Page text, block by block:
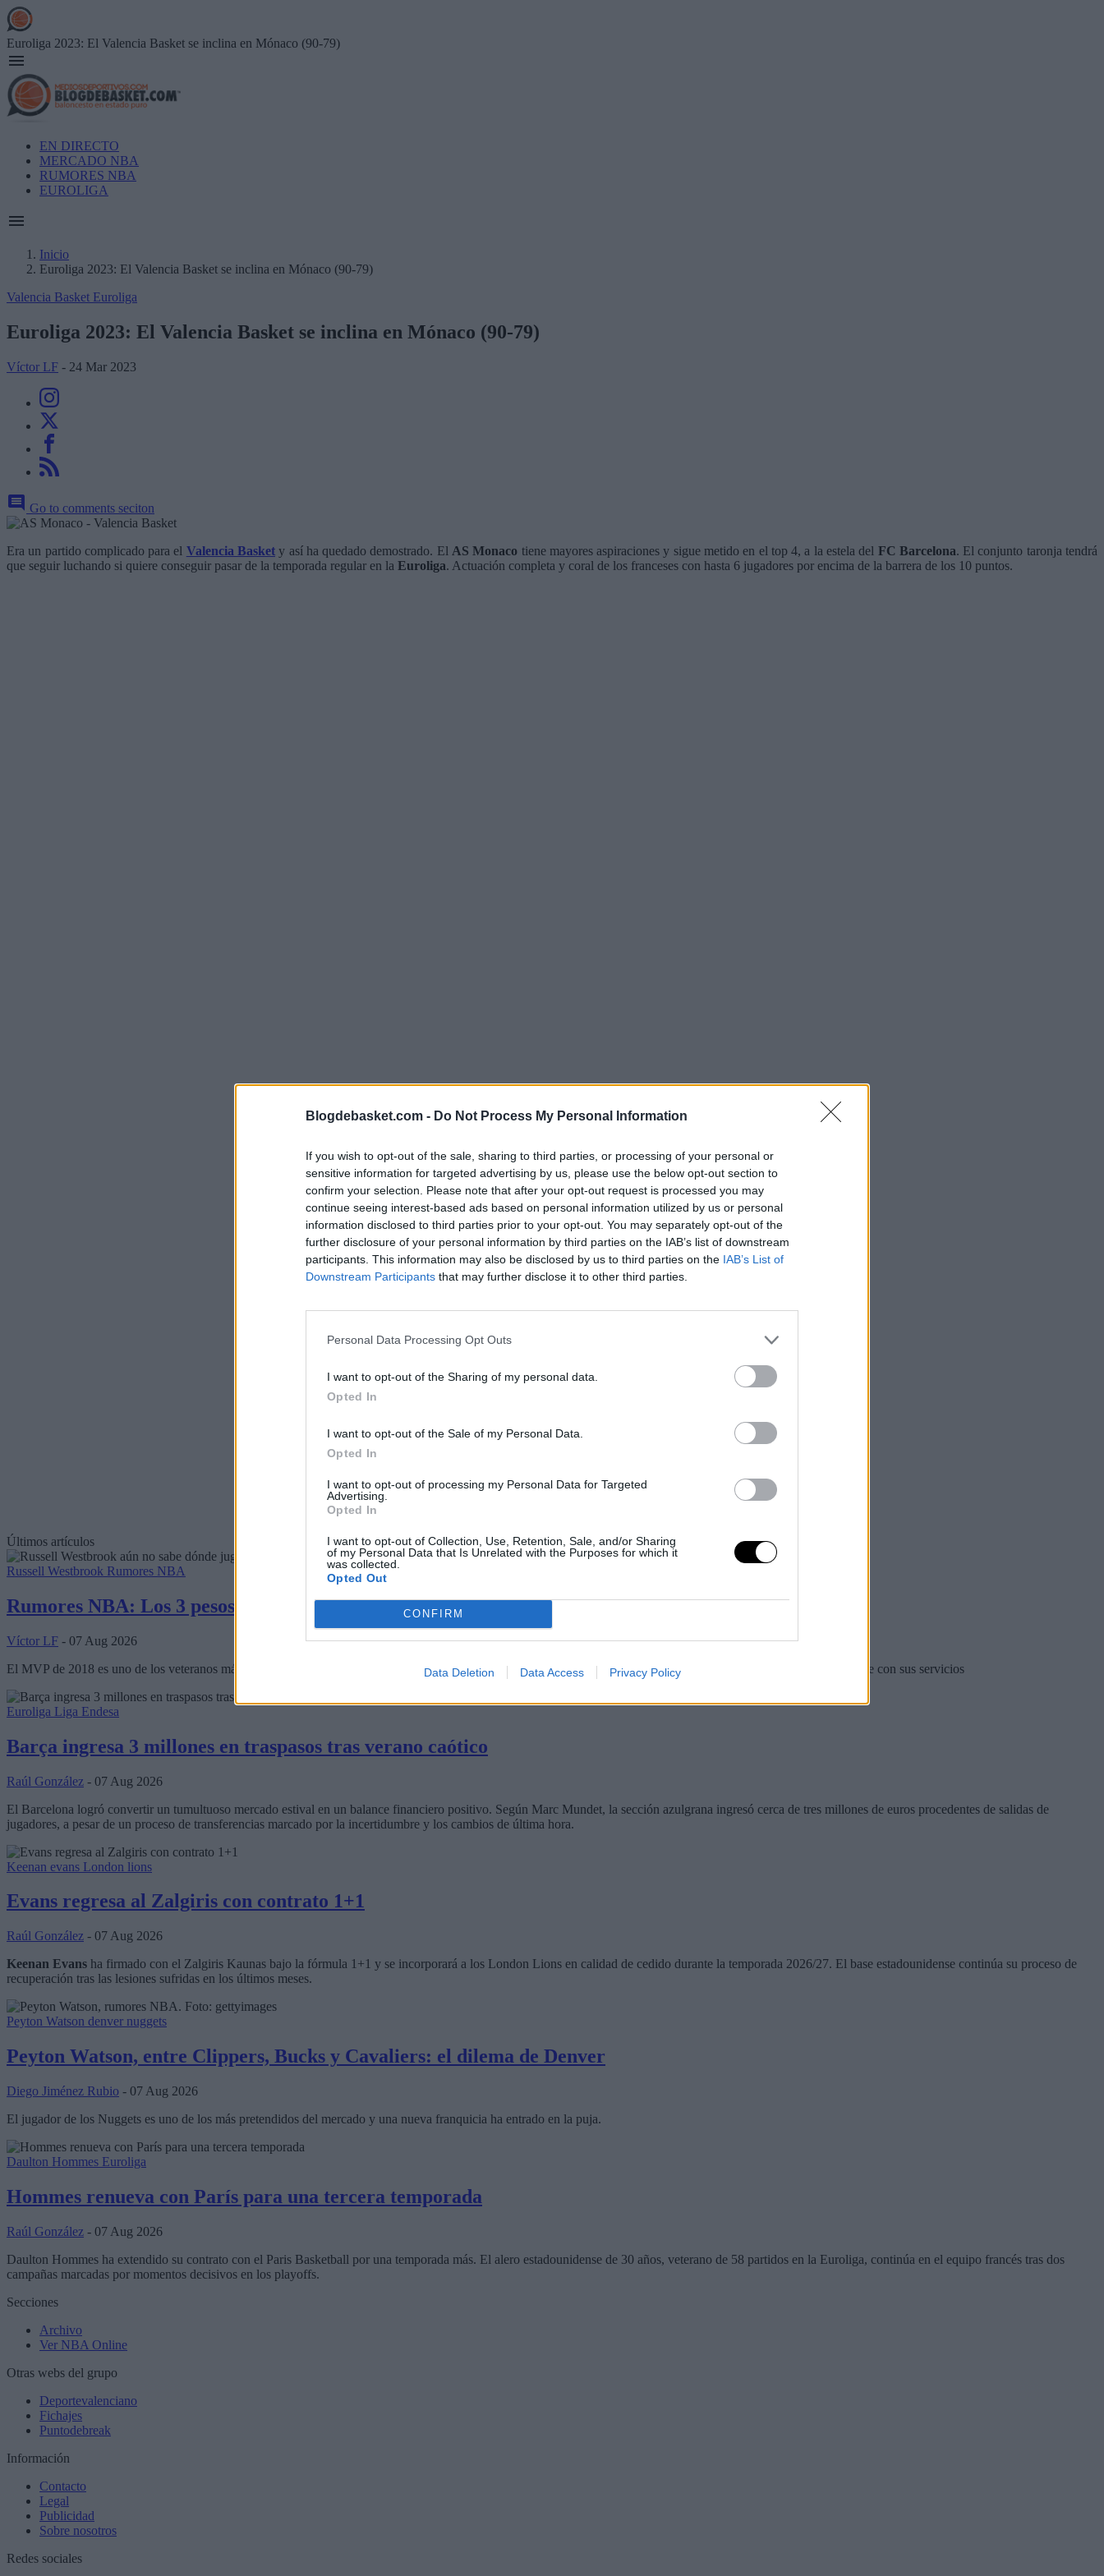
Blogdebasket.com - Do Not Process My Personal Information
If you wish to opt-out of the sale, sharing to third parties, or processing of your personal or
sensitive information for targeted advertising by us, please use the below opt-out section to
confirm your selection. Please note that after your opt-out request is processed you may
continue seeing interest-based ads based on personal information utilized by us or personal
information disclosed to third parties prior to your opt-out. You may separately opt-out of the
further disclosure of your personal information by third parties on the IAB’s list of downstream
participants. This information may also be disclosed by us to third parties on the IAB’s List of
Downstream Participants that may further disclose it to other third parties.
Personal Data Processing Opt Outs
I want to opt-out of the Sharing of my personal data.
Opted In
I want to opt-out of the Sale of my Personal Data.
Opted In
I want to opt-out of processing my Personal Data for Targeted
Advertising.
Opted In
I want to opt-out of Collection, Use, Retention, Sale, and/or Sharing
of my Personal Data that Is Unrelated with the Purposes for which it
was collected.
Opted Out
CONFIRM
Data Deletion Data Access Privacy Policy
Skip
to
main
content
Euroliga 2023: El Valencia Basket se inclina en Mónaco (90-79)
Main
navigation
EN DIRECTO
MERCADO NBA
RUMORES NBA
EUROLIGA
Breadcrumb
Inicio
Euroliga 2023: El Valencia Basket se inclina en Mónaco (90-79)
Valencia Basket Euroliga
Euroliga 2023: El Valencia Basket se inclina en Mónaco (90-79)
Víctor LF - 24 Mar 2023
Go to comments seciton
Era un partido complicado para el Valencia Basket y así ha quedado demostrado. El AS Monaco tiene mayores aspiraciones y sigue metido en el top 4, a la estela del FC Barcelona. El conjunto taronja tendrá
que seguir luchando si quiere conseguir pasar de la temporada regular en la Euroliga. Actuación completa y coral de los franceses con hasta 6 jugadores por encima de la barrera de los 10 puntos.
Últimos artículos
Russell Westbrook Rumores NBA
Rumores NBA: Los 3 pesos pesados de la Conferencia Este que quieren a Russell Westbrook
Víctor LF - 07 Aug 2026
El MVP de 2018 es uno de los veteranos más codiciados del mercado y tanto Boston Celtics como Cleveland Cavaliers y Detroit Pistons estarían interesados en hacerse con sus servicios
Euroliga Liga Endesa
Barça ingresa 3 millones en traspasos tras verano caótico
Raúl González - 07 Aug 2026
El Barcelona logró convertir un tumultuoso mercado estival en un balance financiero positivo. Según Marc Mundet, la sección azulgrana ingresó cerca de tres millones de euros procedentes de salidas de
jugadores, a pesar de un proceso de transferencias marcado por la incertidumbre y los cambios de última hora.
Keenan evans London lions
Evans regresa al Zalgiris con contrato 1+1
Raúl González - 07 Aug 2026
Keenan Evans ha firmado con el Zalgiris Kaunas bajo la fórmula 1+1 y se incorporará a los London Lions en calidad de cedido durante la temporada 2026/27. El base estadounidense continúa su proceso de
recuperación tras las lesiones sufridas en los últimos meses.
Peyton Watson denver nuggets
Peyton Watson, entre Clippers, Bucks y Cavaliers: el dilema de Denver
Diego Jiménez Rubio - 07 Aug 2026
El jugador de los Nuggets es uno de los más pretendidos del mercado y una nueva franquicia ha entrado en la puja.
Daulton Hommes Euroliga
Hommes renueva con París para una tercera temporada
Raúl González - 07 Aug 2026
Daulton Hommes ha extendido su contrato con el Paris Basketball por una temporada más. El alero estadounidense de 30 años, veterano de 58 partidos en la Euroliga, continúa en el equipo francés tras dos
campañas marcadas por momentos decisivos en los playoffs.
Secciones
Archivo
Ver NBA Online
Otras webs del grupo
Deportevalenciano
Fichajes
Puntodebreak
Información
Contacto
Legal
Publicidad
Sobre nosotros
Redes sociales